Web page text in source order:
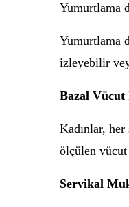
Yumurtlama
Yumurtlama
izleyebilir
Bazal Vücut
Kadınlar, her
ölçülen
Servikal